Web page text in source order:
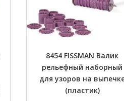
8454 FISSMAN Валик
рельефный наборный
для узоров на
(пластик)